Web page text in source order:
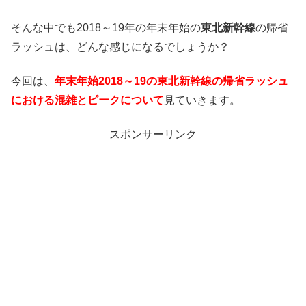
そんな中でも2018～19年の年末年始の東北新幹線の帰省
ラッシュは、どんな感じになるでしょうか？
今回は、 年末年始2018～19の東北新幹線の帰省ラッシュ
における混雑とピークについて 見ていきます。
スポンサーリンク